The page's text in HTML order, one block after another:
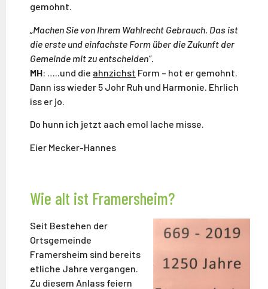
gemohnt.
„Machen Sie von Ihrem Wahlrecht Gebrauch. Das ist
die erste und einfachste Form über die Zukunft der
Gemeinde mit zu entscheiden“.
MH: …..und die ahnzichst Form – hot er gemohnt.
Dann iss wieder 5 Johr Ruh und Harmonie. Ehrlich
iss er jo.
Do hunn ich jetzt aach emol lache misse.
Eier Mecker-Hannes
Wie alt ist Framersheim?
Seit Bestehen der
Ortsgemeinde
Framersheim sind bereits
etliche Jahre vergangen.
Zu diesem Anlass feiern